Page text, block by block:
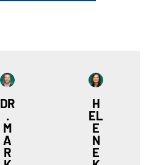
DR
.
M
A
R
H
EL
E
N
E